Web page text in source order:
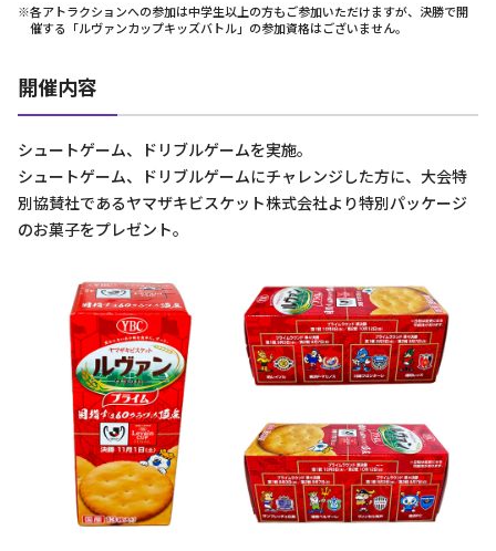
※各アトラクションへの参加は中学生以上の方もご参加いただけますが、決勝で開
催する「ルヴァンカップキッズバトル」の参加資格はございません。
開催内容
シュートゲーム、ドリブルゲームを実施。
シュートゲーム、ドリブルゲームにチャレンジした方に、大会特
別協賛社であるヤマザキビスケット株式会社より特別パッケージ
のお菓子をプレゼント。